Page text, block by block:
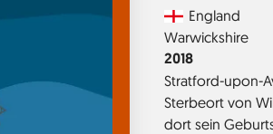
CountryEngland
Region
Warwickshire
Jahr
2018
Stratford-upon-
Sterbeort von
dort sein